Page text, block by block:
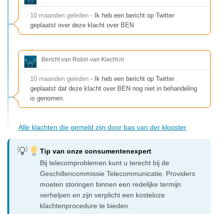
10 maanden geleden - Ik heb een bericht op Twitter
geplaatst over deze klacht over BEN
Bericht van Robin van Klacht.nl
10 maanden geleden - Ik heb een bericht op Twitter
geplaatst dat deze klacht over BEN nog niet in behandeling
is genomen.
Alle klachten die gemeld zijn door bas van der klooster
Tip van onze consumentenexpert
Bij telecomproblemen kunt u terecht bij de
Geschillencommissie Telecommunicatie. Providers
moeten storingen binnen een redelijke termijn
verhelpen en zijn verplicht een kosteloze
klachtenprocedure te bieden.